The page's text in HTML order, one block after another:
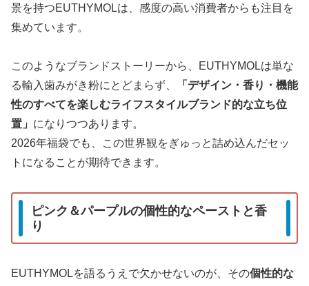
景を持つEUTHYMOLは、感度の高い消費者からも注目を
集めています。
このようなブランドストーリーから、EUTHYMOLは単な
る輸入歯みがき粉にとどまらず、
「デザイン・香り・機能
性のすべてを楽しむライフスタイルブランド的な立ち位
置」 になりつつあります。
2026年福袋でも、この世界観をぎゅっと詰め込んだセッ
トになることが期待できます。
ピンク＆パープルの個性的なペーストと香
り
EUTHYMOLを語るうえで欠かせないのが、その個性的な